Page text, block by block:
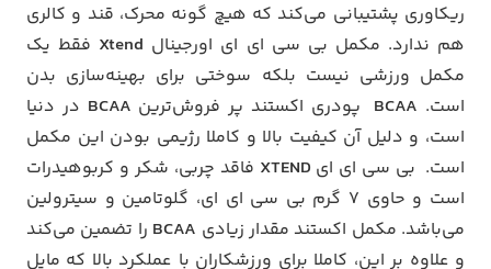
ریکاوری پشتیبانی می‌کند که هیچ‌ گونه محرک، قند و کالری
هم ندارد. مکمل بی سی ای ای اورجینال Xtend فقط یک
مکمل ورزشی نیست بلکه سوختی برای بهینه‌سازی بدن
است. BCAA پودری اکستند پر فروش‌ترین BCAA در دنیا
است، و دلیل آن کیفیت بالا و کاملا رژیمی بودن این مکمل
است. بی سی ای ای XTEND فاقد چربی، شکر و کربوهیدرات
است و حاوی 7 گرم بی سی ای ای، گلوتامین و سیترولین
می‌باشد. مکمل اکستند مقدار زیادی BCAA را تضمین می‌کند
و علاوه بر این، کاملا برای ورزشکاران با عملکرد بالا که مایل